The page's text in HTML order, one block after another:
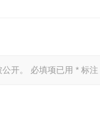
开。 必填项已用 *标注